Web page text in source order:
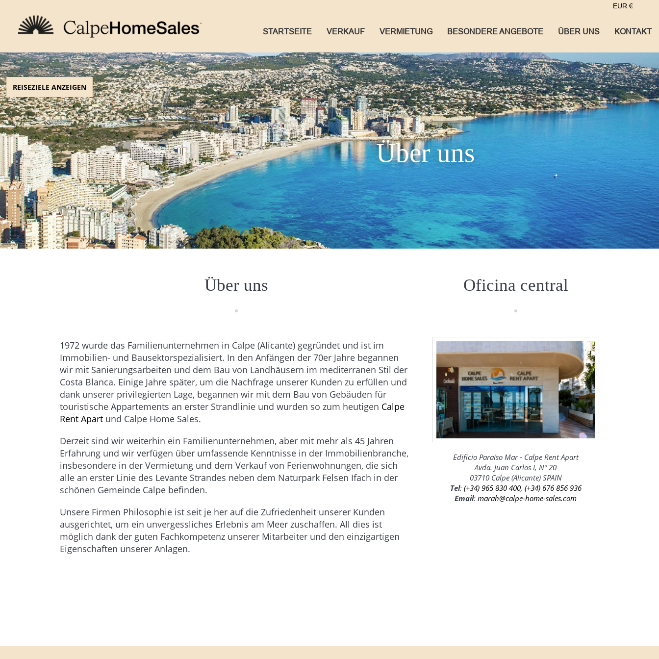
EUR €
STARTSEITE VERKAUF VERMIETUNG BESONDERE ANGEBOTE ÜBER UNS KONTAKT
REISEZIELE ANZEIGEN
Über uns
Über uns
1972 wurde das Familienunternehmen in Calpe (Alicante) gegründet und ist im
Immobilien- und Bausektorspezialisiert. In den Anfängen der 70er Jahre begannen
wir mit Sanierungsarbeiten und dem Bau von Landhäusern im mediterranen Stil der
Costa Blanca. Einige Jahre später, um die Nachfrage unserer Kunden zu erfüllen und
dank unserer privilegierten Lage, begannen wir mit dem Bau von Gebäuden für
touristische Appartements an erster Strandlinie und wurden so zum heutigen Calpe
Rent Apart und Calpe Home Sales.
Derzeit sind wir weiterhin ein Familienunternehmen, aber mit mehr als 45 Jahren
Erfahrung und wir verfügen über umfassende Kenntnisse in der Immobilienbranche,
insbesondere in der Vermietung und dem Verkauf von Ferienwohnungen, die sich
alle an erster Linie des Levante Strandes neben dem Naturpark Felsen Ifach in der
schönen Gemeinde Calpe befinden.
Unsere Firmen Philosophie ist seit je her auf die Zufriedenheit unserer Kunden
ausgerichtet, um ein unvergessliches Erlebnis am Meer zuschaffen. All dies ist
möglich dank der guten Fachkompetenz unserer Mitarbeiter und den einzigartigen
Eigenschaften unserer Anlagen.
Oficina central
Edificio Paraíso Mar - Calpe Rent Apart
Avda. Juan Carlos I, Nº 20
03710 Calpe (Alicante) SPAIN
Tel: (+34) 965 830 400, (+34) 676 856 936
Email:marah@calpe-home-sales.com